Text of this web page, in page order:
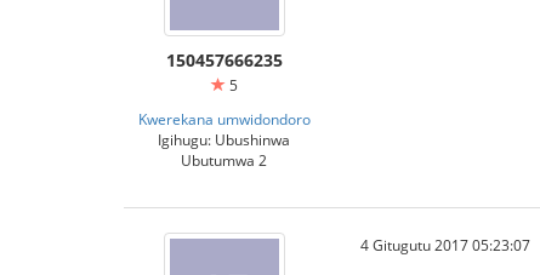
150457666235
5
Kwerekana umwidondoro
Igihugu: Ubushinwa
Ubutumwa 2
4 Gitugutu 2017 05:23:07